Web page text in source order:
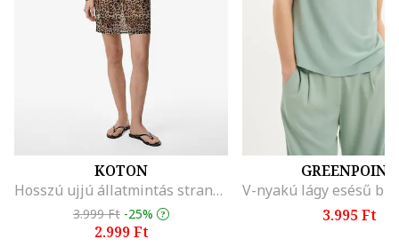
KOTON
Hosszú ujjú állatmintás strandruha, Barna/Bézs
3.999 Ft -25%
2.999 Ft
GREENPOINT
3.995 Ft